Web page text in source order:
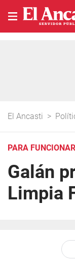
El Ancasti >
PARA
Galán
Limpia